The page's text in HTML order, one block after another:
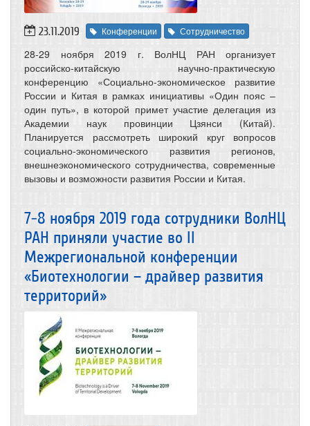
23.11.2019 Конференции Сотрудничество
28-29 ноября 2019 г. ВолНЦ РАН организует
российско-китайскую научно-практическую
конференцию «Социально-экономическое развитие
России и Китая в рамках инициативы «Один пояс –
один путь», в которой примет участие делегация из
Академии наук провинции Цзянси (Китай).
Планируется рассмотреть широкий круг вопросов
социально-экономического развития регионов,
внешнеэкономического сотрудничества, современные
вызовы и возможности развития России и Китая.
7-8 ноября 2019 года сотрудники ВолНЦ
РАН приняли участие во II
Межрегиональной конференции
«Биотехнологии – драйвер развития
территорий»